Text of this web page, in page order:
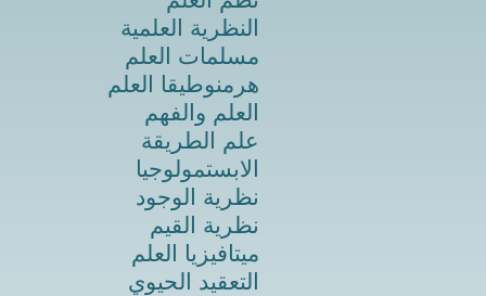
النظرية العلمية
مسلمات العلم
هرمنوطيقا العلم
العلم والفهم
علم الطريقة
الابستمولوجيا
نظرية الوجود
نظرية القيم
ميتافيزيا العلم
التعقيد الحيوي